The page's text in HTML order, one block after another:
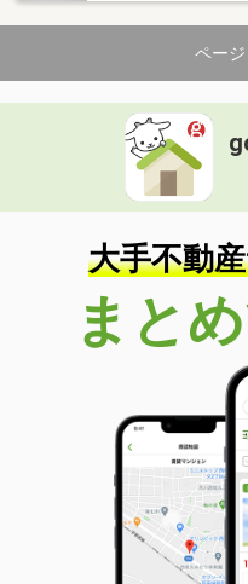
ペー
大手不動
まと